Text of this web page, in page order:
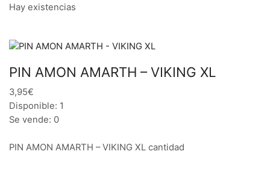
Hay existencias
PIN AMON AMARTH – VIKING XL
3,95€
Disponible: 1
Se vende: 0
PIN AMON AMARTH – VIKING XL cantidad